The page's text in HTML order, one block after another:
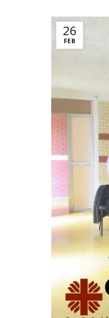
26
FEB